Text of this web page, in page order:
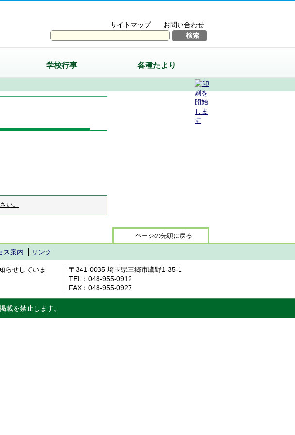
サイトマップ お問い合わせ
学校行事 各種たより
い。
ページの先頭に戻る
ス案内 リンク
らせしていま
〒341-0035 埼玉県三郷市鷹野1-35-1
TEL：048-955-0912
FAX：048-955-0927
載を禁止します。